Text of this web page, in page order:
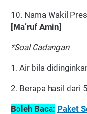
10. Nama Wakil
[Ma’ruf Amin]
*Soal Cadangan
1. Air bila
2. Berapa hasil dari
Boleh Baca: Paket